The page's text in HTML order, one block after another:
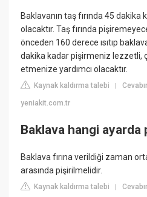
Baklavanın taş fırında 45
olacaktır. Taş fırında
önceden 160 derece ısıtıp
dakika kadar pişirmeniz lezzetli,
etmenize yardımcı olacaktır.
Kaynak kaldırma talebi |
yeniakit.com.tr
Baklava hangi ayarda
Baklava fırına verildiği zaman
arasında pişirilmelidir.
Kaynak kaldırma talebi |